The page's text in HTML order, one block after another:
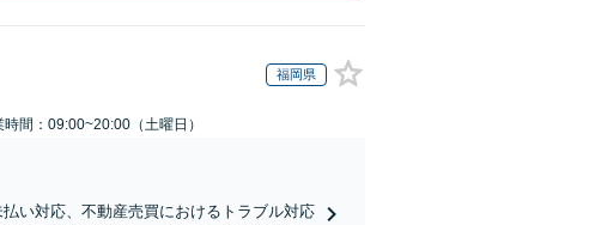
福岡県
時間：09:00~20:00（土曜日）
い対応、不動産売買におけるトラブル対応